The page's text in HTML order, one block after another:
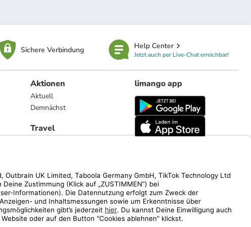
Sichere Verbindung Help Center
Jetzt auch per Live-Chat erreichbar!
Aktionen
Aktuell
Demnächst
Travel
limango app
limango.nl limango.pl